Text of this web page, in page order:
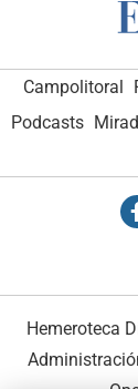
Campolitoral
Podcasts
Hemeroteca